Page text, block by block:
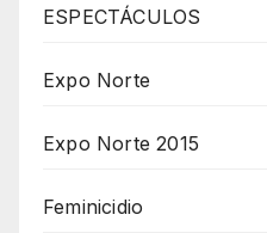
ESPECTÁCULOS
Expo Norte
Expo Norte 2015
Feminicidio